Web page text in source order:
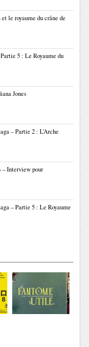
le royaume du crâne de
5 : Le Royaume du
Jones
– Partie 2 : L’Arche
– Interview pour
– Partie 5 : Le Royaume